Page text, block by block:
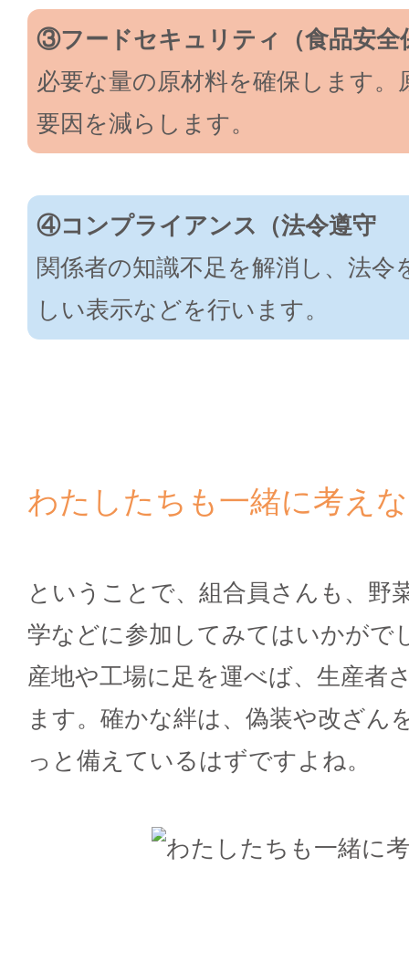
③フードセキュリティ（食品安全
必要な量の原材料を確保します
要因を減らします。
④コンプライアンス（法令遵守
関係者の知識不足を解消し、法令
しい表示などを行います。
わたしたちも一緒に考え
ということで、組合員さんも、野
学などに参加してみてはいかがで
産地や工場に足を運べば、生産者
ます。確かな絆は、偽装や改ざん
っと備えているはずですよね。